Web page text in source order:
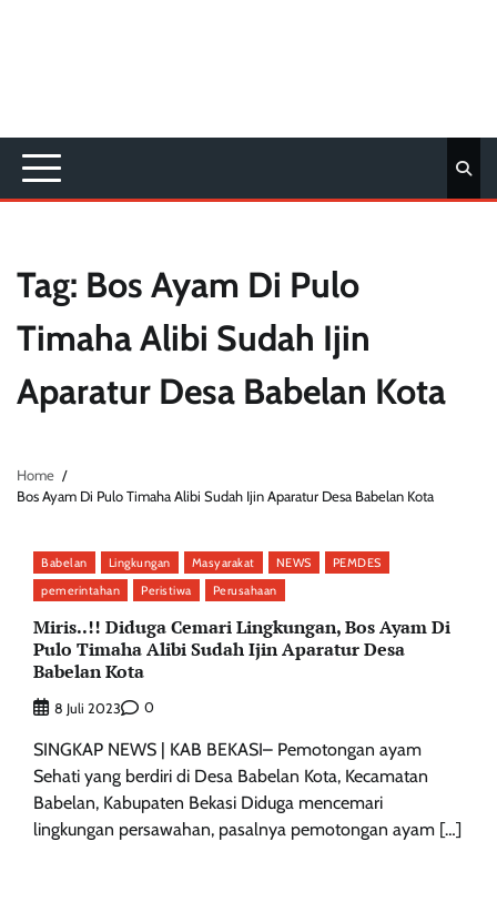
Tag: Bos Ayam Di Pulo
Timaha Alibi Sudah Ijin
Aparatur Desa Babelan Kota
Home
Bos Ayam Di Pulo Timaha Alibi Sudah Ijin Aparatur Desa Babelan Kota
Babelan Lingkungan Masyarakat NEWS
PEMDES
pemerintahan
Peristiwa Perusahaan
Miris..!! Diduga Cemari Lingkungan, Bos Ayam Di
Pulo Timaha Alibi Sudah Ijin Aparatur Desa
Babelan Kota
8 Juli 2023 0
SINGKAP NEWS | KAB BEKASI– Pemotongan ayam
Sehati yang berdiri di Desa Babelan Kota, Kecamatan
Babelan, Kabupaten Bekasi Diduga mencemari
lingkungan persawahan, pasalnya pemotongan ayam […]